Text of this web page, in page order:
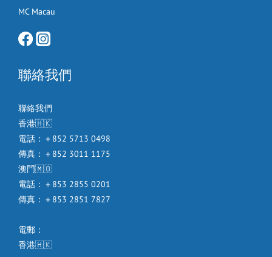
MC Macau
聯絡我們
聯絡我們
香港🇭🇰
電話：＋852 5713 0498
傳真：＋852 3011 1175
澳門🇲🇴
電話：＋853 2855 0201
傳真：＋853 2851 7827
電郵：
香港🇭🇰